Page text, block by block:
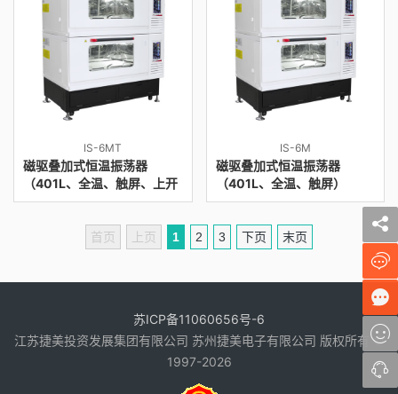
IS-6MT
磁驱叠加式恒温振荡器
（401L、全温、触屏、上开
门）
IS-6M
磁驱叠加式恒温振荡器
（401L、全温、触屏）
首页 上页 1 2 3 下页 末页
苏ICP备11060656号-6
江苏捷美投资发展集团有限公司 苏州捷美电子有限公司 版权所有 ©
1997-2026